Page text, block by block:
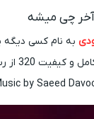
چی میشه
به نام کسی دیگه
320 از رسانه ی
by Saeed